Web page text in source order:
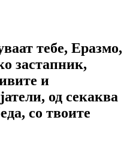
тебе, Еразмо,
застапник,
и
од секаква
со твоите